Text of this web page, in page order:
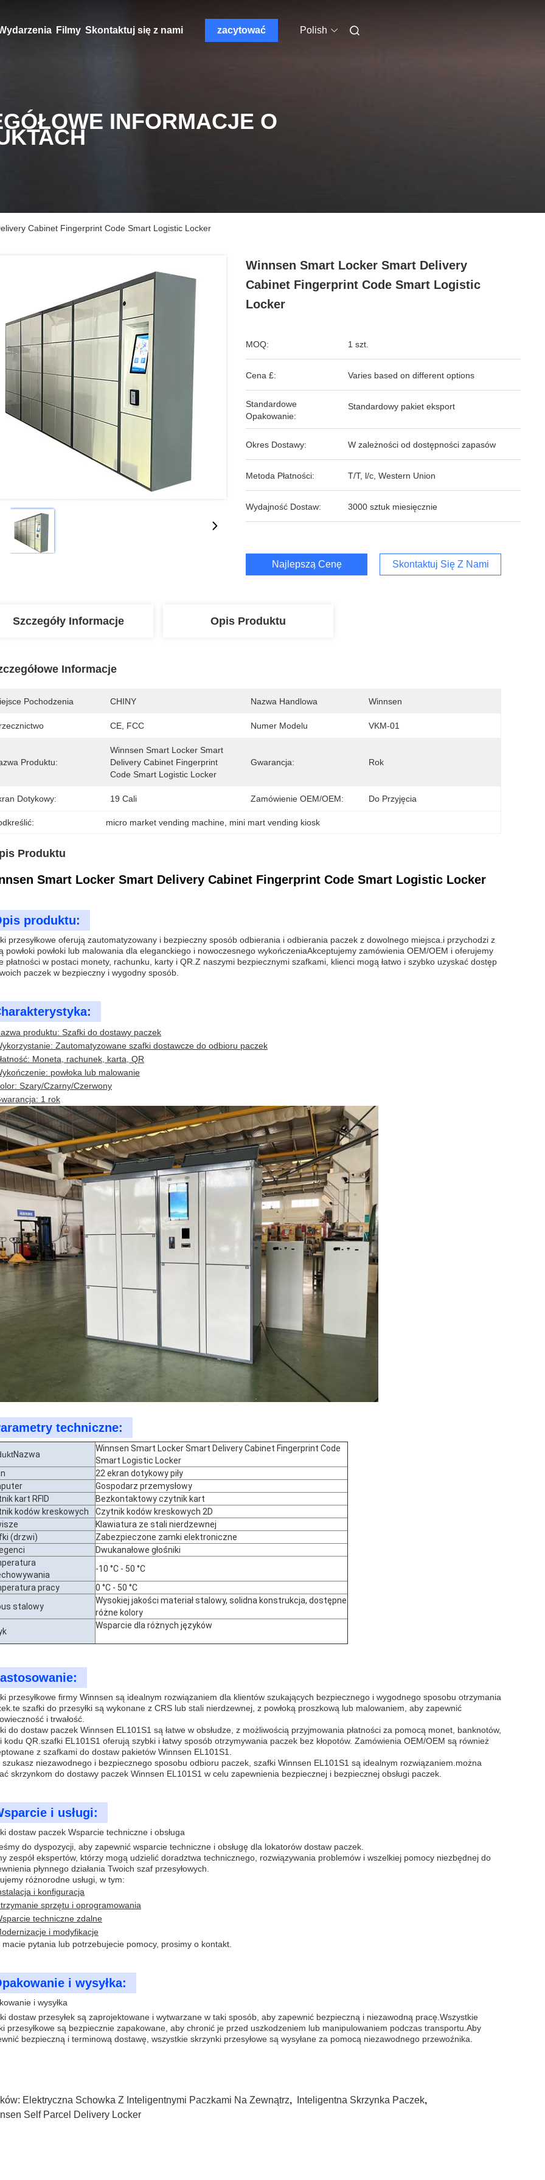
Filmy Skontaktuj się z nami zacytować Polish
INFORMACJE O
Cabinet Fingerprint Code Smart Logistic Locker
Winnsen Smart Locker Smart Delivery
Cabinet Fingerprint Code Smart Logistic
Locker
MOQ: 1 szt.
Cena £: Varies based on different options
Standardowe
Opakowanie:
Standardowy pakiet eksport
Okres Dostawy: W zależności od dostępności zapasów
Metoda Płatności: T/T, l/c, Western Union
Wydajność Dostaw: 3000 sztuk miesięcznie
Najlepszą Cenę Skontaktuj Się Z Nami
Szczegóły Informacje Opis Produktu
Informacje
Pochodzenia CHINY Nazwa Handlowa Winnsen
CE, FCC Numer Modelu VKM-01
Produktu:
Winnsen Smart Locker Smart
Delivery Cabinet Fingerprint
Code Smart Logistic Locker
Gwarancja: Rok
Dotykowy: 19 Cali Zamówienie OEM/OEM: Do Przyjęcia
micro market vending machine mini mart vending kiosk
Produktu
Smart Locker Smart Delivery Cabinet Fingerprint Code Smart Logistic Locker
produktu:
przesyłkowe oferują zautomatyzowany i bezpieczny sposób odbierania i odbierania paczek z dowolnego miejsca.i przychodzi z
powłoki powłoki lub malowania dla eleganckiego i nowoczesnego wykończeniaAkceptujemy zamówienia OEM/OEM i oferujemy
płatności w postaci monety, rachunku, karty i QR.Z naszymi bezpiecznymi szafkami, klienci mogą łatwo i szybko uzyskać dostęp
paczek w bezpieczny i wygodny sposób.
produktu: Szafki do dostawy paczek
Zautomatyzowane szafki dostawcze do odbioru paczek
Moneta, rachunek, karta, QR
powłoka lub malowanie
Szary/Czarny/Czerwony
1 rok
techniczne:
Nazwa
Winnsen Smart Locker Smart Delivery Cabinet Fingerprint Code
Smart Logistic Locker
22 ekran dotykowy piły
Gospodarz przemysłowy
kart RFID
Bezkontaktowy czytnik kart
kodów kreskowych
Czytnik kodów kreskowych 2D
Klawiatura ze stali nierdzewnej
(drzwi)
Zabezpieczone zamki elektroniczne
Dwukanałowe głośniki
-10 °C - 50 °C
pracy
0 °C - 50 °C
stalowy
Wysokiej jakości materiał stalowy, solidna konstrukcja, dostępne
różne kolory
Wsparcie dla różnych języków
przesyłkowe firmy Winnsen są idealnym rozwiązaniem dla klientów szukających bezpiecznego i wygodnego sposobu otrzymania
szafki do przesyłki są wykonane z CRS lub stali nierdzewnej, z powłoką proszkową lub malowaniem, aby zapewnić
i trwałość.
do dostaw paczek Winnsen EL101S1 są łatwe w obsłudze, z możliwością przyjmowania płatności za pomocą monet, banknotów,
kodu QR.szafki EL101S1 oferują szybki i łatwy sposób otrzymywania paczek bez kłopotów. Zamówienia OEM/OEM są również
z szafkami do dostaw pakietów Winnsen EL101S1.
szukasz niezawodnego i bezpiecznego sposobu odbioru paczek, szafki Winnsen EL101S1 są idealnym rozwiązaniem.można
skrzynkom do dostawy paczek Winnsen EL101S1 w celu zapewnienia bezpiecznej i bezpiecznej obsługi paczek.
i usługi:
dostaw paczek Wsparcie techniczne i obsługa
do dyspozycji, aby zapewnić wsparcie techniczne i obsługę dla lokatorów dostaw paczek.
zespół ekspertów, którzy mogą udzielić doradztwa technicznego, rozwiązywania problemów i wszelkiej pomocy niezbędnej do
płynnego działania Twoich szaf przesyłowych.
różnorodne usługi, w tym:
i konfiguracja
sprzętu i oprogramowania
techniczne zdalne
i modyfikacje
macie pytania lub potrzebujecie pomocy, prosimy o kontakt.
i wysyłka:
i wysyłka
dostaw przesyłek są zaprojektowane i wytwarzane w taki sposób, aby zapewnić bezpieczną i niezawodną pracę.Wszystkie
przesyłkowe są bezpiecznie zapakowane, aby chronić je przed uszkodzeniem lub manipulowaniem podczas transportu.Aby
bezpieczną i terminową dostawę, wszystkie skrzynki przesyłowe są wysyłane za pomocą niezawodnego przewoźnika.
Elektryczna Schowka Z Inteligentnymi Paczkami Na Zewnątrz, Inteligentna Skrzynka Paczek,
Self Parcel Delivery Locker